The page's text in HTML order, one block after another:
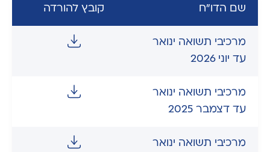
שם הדו"ח קובץ להורדה
מרכיבי תשואה ינואר
עד יוני 2026
מרכיבי תשואה ינואר
עד דצמבר 2025
מרכיבי תשואה ינואר